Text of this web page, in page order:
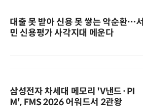
대출 못 받아 신용 못 쌓는 악순환…서
민 신용평가 사각지대 메운다
삼성전자 차세대 메모리 'V낸드·PI
M', FMS 2026 어워드서 2관왕